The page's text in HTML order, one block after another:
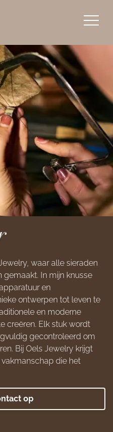
waar alle sieraden
In mijn knusse
en
ontwerpen tot leven te
en moderne
creëren. Elk stuk wordt
gecontroleerd om
Bij Oels Jewelry krijgt
die het
op